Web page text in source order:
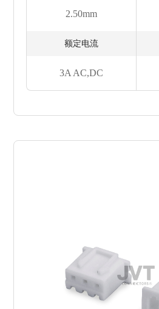
2.50mm
额定电流
3A AC,DC